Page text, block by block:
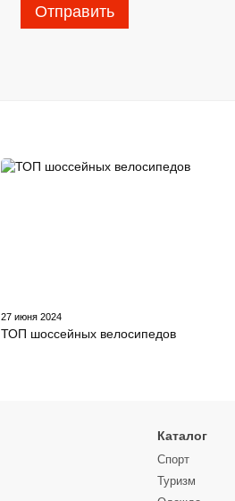
Отправить
27 июня 2024
ТОП шоссейных велосипедов
Каталог
Спорт
Туризм